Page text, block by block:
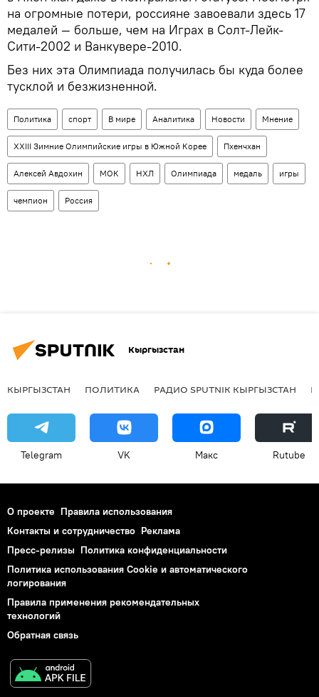
на огромные потери, россияне завоевали здесь 17
медалей — больше, чем на Играх в Солт-Лейк-
Сити-2002 и Ванкувере-2010.
Без них эта Олимпиада получилась бы куда более
тусклой и безжизненной.
Политика спорт В мире Аналитика Новости Мнение
XXIII Зимние Олимпийские игры в Южной Корее Пхенчхан
Алексей Авдохин МОК НХЛ Олимпиада медаль игры
чемпион Россия
Кыргызстан
КЫРГЫЗСТАН ПОЛИТИКА РАДИО SPUTNIK КЫРГЫЗСТАН
Telegram VK Макс Rutube
О проекте Правила использования
Контакты и сотрудничество Реклама
Пресс-релизы Политика конфиденциальности
Политика использования Cookie и автоматического
логирования
Правила применения рекомендательных
технологий
Обратная связь